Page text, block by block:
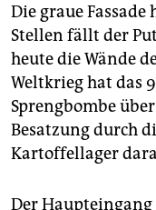
abo
genossenschaft
epaper login
Die graue Fassade
Stellen fällt der
heute die Wände
Weltkrieg hat das
Sprengbombe
Besatzung durch
Kartoffellager
Der Haupteingang